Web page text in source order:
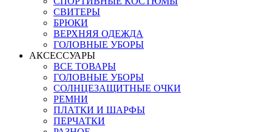
СВИТЕРЫ
БРЮКИ
ВЕРХНЯЯ ОДЕЖДА
ГОЛОВНЫЕ УБОРЫ
АКСЕССУАРЫ
ВСЕ ТОВАРЫ
ГОЛОВНЫЕ УБОРЫ
СОЛНЦЕЗАЩИТНЫЕ ОЧКИ
РЕМНИ
ПЛАТКИ И ШАРФЫ
ПЕРЧАТКИ